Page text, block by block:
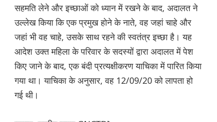
सहमति लेने और इच्छाओं को ध्यान में रखने के बाद, अदालत ने
उल्लेख किया कि एक प्रमुख होने के नाते, वह जहां चाहे और
जहां भी वह चाहे, उसके साथ रहने की स्वतंत्र इच्छा है। यह
आदेश उक्त महिला के परिवार के सदस्यों द्वारा अदालत में पेश
किए जाने के बाद, एक बंदी प्रत्यक्षीकरण याचिका में पारित किया
गया था। याचिका के अनुसार, वह 12/09/20 को लापता हो
गई थी।